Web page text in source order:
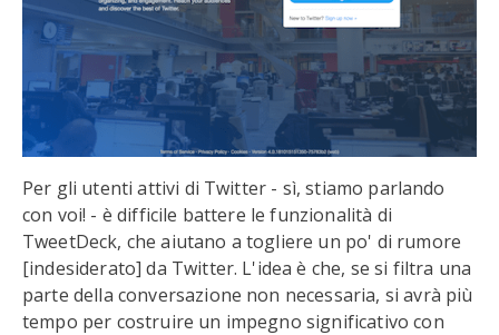
Per gli utenti attivi di Twitter - sì, stiamo parlando
con voi! - è difficile battere le funzionalità di
TweetDeck, che aiutano a togliere un po' di rumore
[indesiderato] da Twitter. L'idea è che, se si filtra una
parte della conversazione non necessaria, si avrà più
tempo per costruire un impegno significativo con